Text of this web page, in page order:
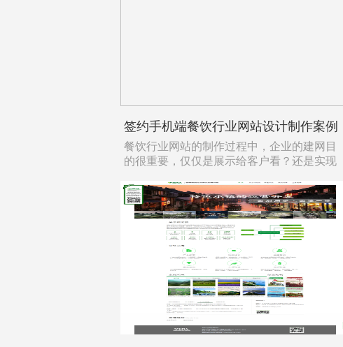
签约手机端餐饮行业网站设计制作案例
餐饮行业网站的制作过程中，企业的建网目
的很重要，仅仅是展示给客户看？还是实现